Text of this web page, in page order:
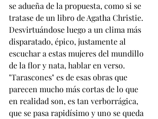
se adueña de la propuesta, como si se
tratase de un libro de Agatha Christie.
Desvirtuándose luego a un clima más
disparatado, épico, justamente al
escuchar a estas mujeres del mundillo
de la flor y nata, hablar en verso.
"Tarascones" es de esas obras que
parecen mucho más cortas de lo que
en realidad son, es tan verborrágica,
que se pasa rapidísimo y uno se queda